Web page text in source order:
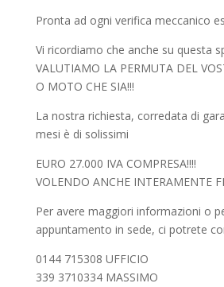
Pronta ad ogni verifica meccanico
Vi ricordiamo che anche su questa
VALUTIAMO LA PERMUTA DEL
O MOTO CHE SIA!!!
La nostra richiesta, corredata di
mesi è di solissimi
EURO 27.000 IVA COMPRESA!!!!
VOLENDO ANCHE INTERAMENTE
Per avere maggiori informazioni o
appuntamento in sede, ci potrete
0144 715308 UFFICIO
339 3710334 MASSIMO